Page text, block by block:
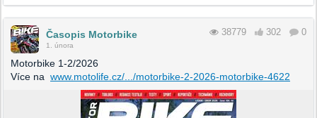
Časopis Motorbike
1. února
38779 302 0
Motorbike 1-2/2026
Více na www.motolife.cz/.../motorbike-2-2026-motorbike-4622